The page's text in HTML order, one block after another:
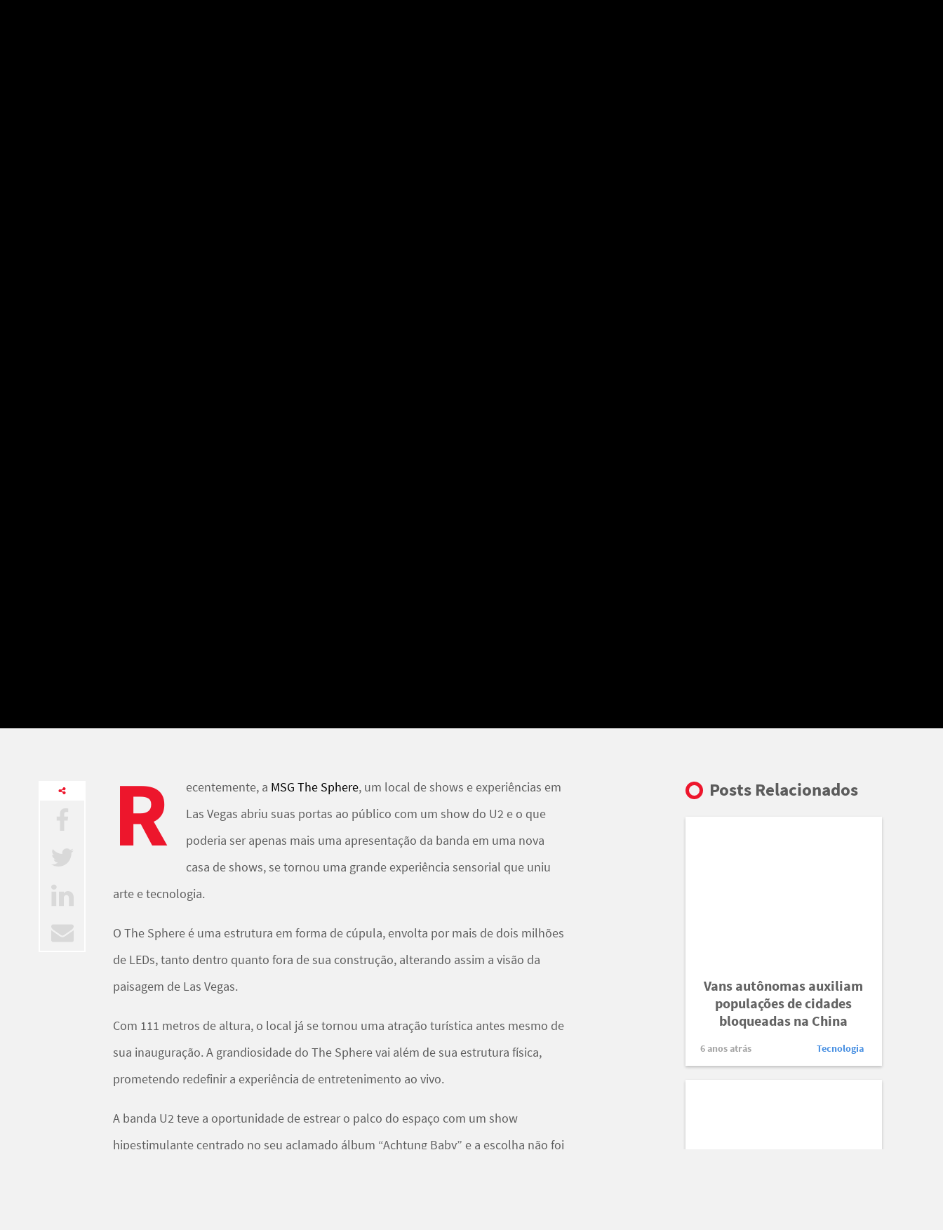
R ecentemente, a MSG The Sphere, um local de shows e experiências em
Las Vegas abriu suas portas ao público com um show do U2 e o que
poderia ser apenas mais uma apresentação da banda em uma nova
casa de shows, se tornou uma grande experiência sensorial que uniu
arte e tecnologia.
O The Sphere é uma estrutura em forma de cúpula, envolta por mais de dois milhões
de LEDs, tanto dentro quanto fora de sua construção, alterando assim a visão da
paisagem de Las Vegas.
Com 111 metros de altura, o local já se tornou uma atração turística antes mesmo de
sua inauguração. A grandiosidade do The Sphere vai além de sua estrutura física,
prometendo redefinir a experiência de entretenimento ao vivo.
A banda U2 teve a oportunidade de estrear o palco do espaço com um show
hipestimulante centrado no seu aclamado álbum “Achtung Baby” e a escolha não foi
Posts Relacionados
Tecnologia
Vans autônomas auxiliam
populações de cidades
bloqueadas na China
6 anos atrás